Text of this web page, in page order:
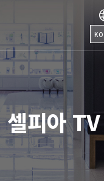
KO
셀피아 TV